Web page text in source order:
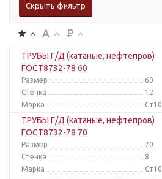
Скрыть фильтр
ТРУБЫ Г/Д (катаные, нефтепров)
ГОСТ8732-78 60
Размер
60
Стенка
12
Марка
Ст10
ТРУБЫ Г/Д (катаные, нефтепров)
ГОСТ8732-78 70
Размер
70
Стенка
8
Марка
Ст10